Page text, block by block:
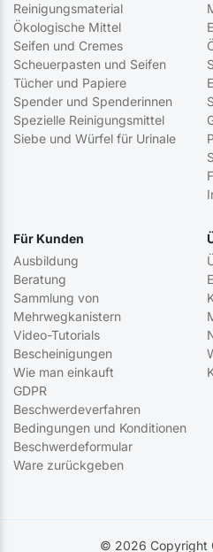
Reinigungsmaterial
Ökologische Mittel
Seifen und Cremes
Scheuerpasten und Seifen
Tücher und Papiere
Spender und Spenderinnen
Spezielle Reinigungsmittel
Siebe und Würfel für Urinale
Für Kunden
Ausbildung
Beratung
Sammlung von
Mehrwegkanistern
Video-Tutorials
Bescheinigungen
Wie man einkauft
GDPR
Beschwerdeverfahren
Bedingungen und Konditionen
Beschwerdeformular
Ware zurückgeben
© 2026 Copyright